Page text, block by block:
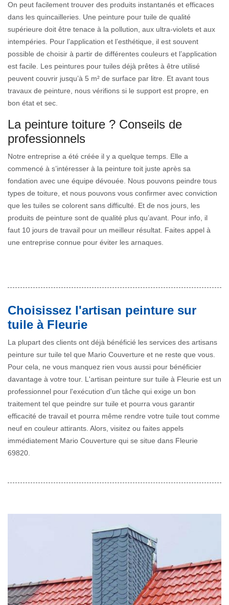
On peut facilement trouver des produits instantanés et efficaces
dans les quincailleries. Une peinture pour tuile de qualité
supérieure doit être tenace à la pollution, aux ultra-violets et aux
intempéries. Pour l’application et l’esthétique, il est souvent
possible de choisir à partir de différentes couleurs et l’application
est facile. Les peintures pour tuiles déjà prêtes à être utilisé
peuvent couvrir jusqu’à 5 m² de surface par litre. Et avant tous
travaux de peinture, nous vérifions si le support est propre, en
bon état et sec.
La peinture toiture ? Conseils de
professionnels
Notre entreprise a été créée il y a quelque temps. Elle a
commencé à s’intéresser à la peinture toit juste après sa
fondation avec une équipe dévouée. Nous pouvons peindre tous
types de toiture, et nous pouvons vous confirmer avec conviction
que les tuiles se colorent sans difficulté. Et de nos jours, les
produits de peinture sont de qualité plus qu’avant. Pour info, il
faut 10 jours de travail pour un meilleur résultat. Faites appel à
une entreprise connue pour éviter les arnaques.
Choisissez l'artisan peinture sur
tuile à Fleurie
La plupart des clients ont déjà bénéficié les services des artisans
peinture sur tuile tel que Mario Couverture et ne reste que vous.
Pour cela, ne vous manquez rien vous aussi pour bénéficier
davantage à votre tour. L'artisan peinture sur tuile à Fleurie est un
professionnel pour l'exécution d'un tâche qui exige un bon
traitement tel que peindre sur tuile et pourra vous garantir
efficacité de travail et pourra même rendre votre tuile tout comme
neuf en couleur attirants. Alors, visitez ou faites appels
immédiatement Mario Couverture qui se situe dans Fleurie
69820.